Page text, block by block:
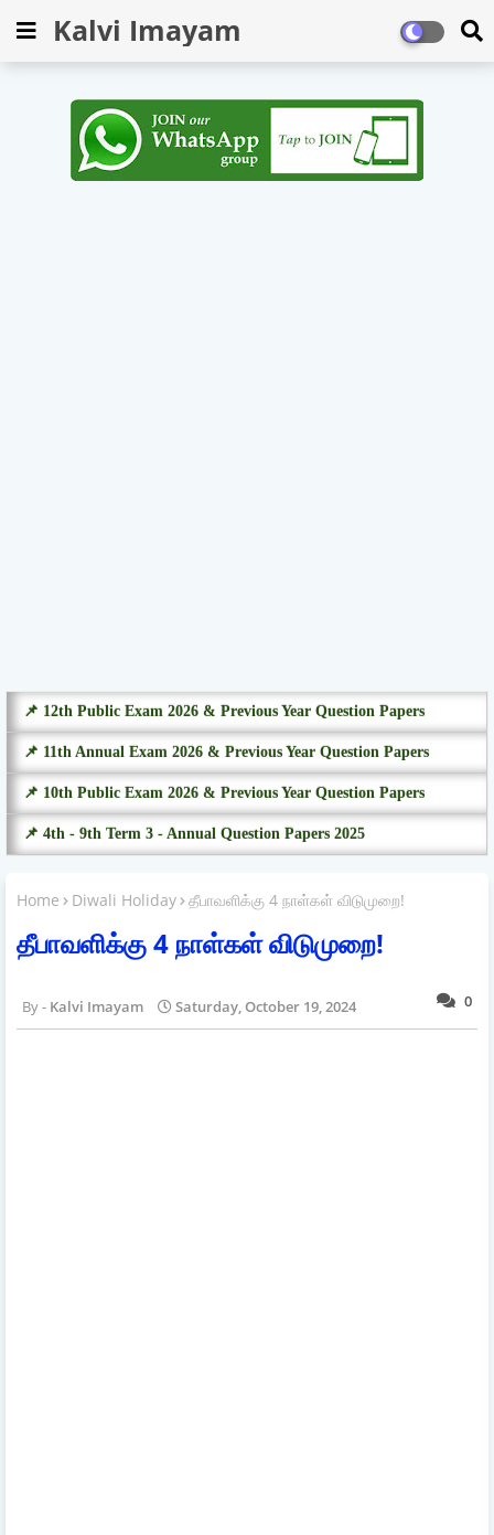
Kalvi Imayam
📌 12th Public Exam 2026 & Previous Year Question Papers
📌 11th Annual Exam 2026 & Previous Year Question Papers
📌 10th Public Exam 2026 & Previous Year Question Papers
📌 4th - 9th Term 3 - Annual Question Papers 2025
Home Diwali Holiday தீபாவளிக்கு 4 நாள்கள் விடுமுறை!
தீபாவளிக்கு 4 நாள்கள் விடுமுறை!
0
Kalvi Imayam Saturday, October 19, 2024